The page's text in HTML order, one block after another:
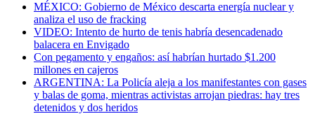
MÉXICO: Gobierno de México descarta energía nuclear y
analiza el uso de fracking
VIDEO: Intento de hurto de tenis habría desencadenado
balacera en Envigado
Con pegamento y engaños: así habrían hurtado $1.200
millones en cajeros
ARGENTINA: La Policía aleja a los manifestantes con gases
y balas de goma, mientras activistas arrojan piedras: hay tres
detenidos y dos heridos